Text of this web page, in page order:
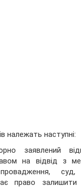
належать наступні:
заявлений
на відвід з
провадження,
право